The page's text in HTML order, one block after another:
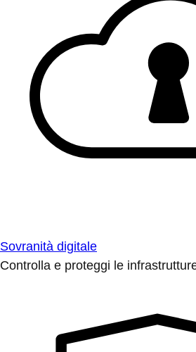
Sovranità digitale
Controlla e proteggi le